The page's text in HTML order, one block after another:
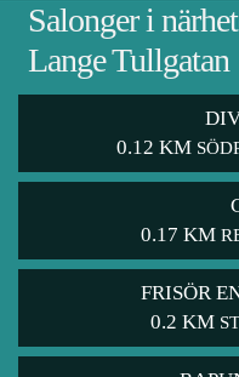
Salonger i
Lange Tullgatan
0.12 KM
0.17 KM
FRISÖR
0.2 KM